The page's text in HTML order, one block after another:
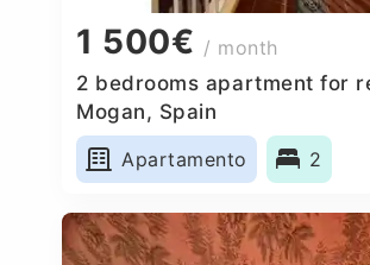
1 500€ / month
2 bedrooms apartment for
Mogan, Spain
Apartamento
2